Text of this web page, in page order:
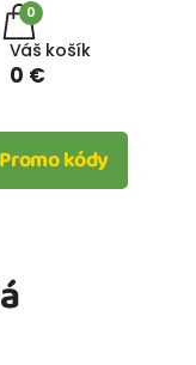
0
Váš košík
0 €
Promo kódy